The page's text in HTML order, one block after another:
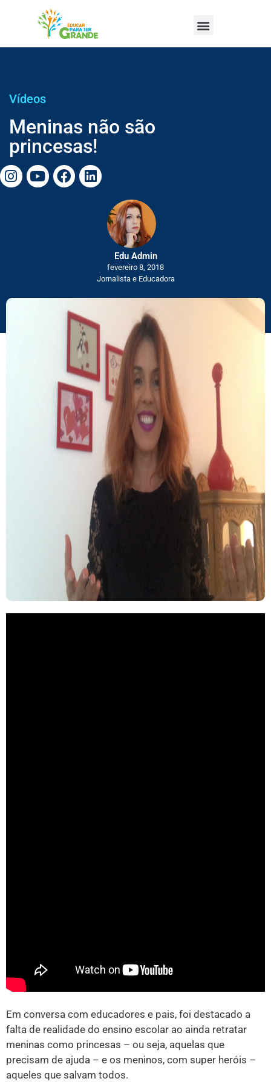
Vídeos
Meninas não são
princesas!
Edu Admin
fevereiro 8, 2018
Jornalista e Educadora
Em conversa com educadores e pais, foi destacado a
falta de realidade do ensino escolar ao ainda retratar
meninas como princesas – ou seja, aquelas que
precisam de ajuda – e os meninos, com super heróis –
aqueles que salvam todos.